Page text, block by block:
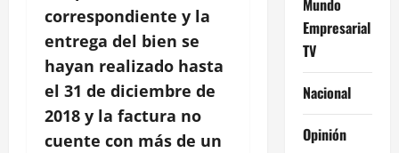
correspondiente y la
entrega del bien se
hayan realizado hasta
el 31 de diciembre de
2018 y la factura no
cuente con más de un
Empresarial
TV
Nacional
Opinión